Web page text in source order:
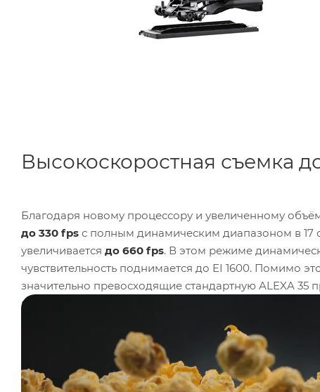
Высокоскоростная съемка
Благодаря новому процессору и увеличенному
до 330 fps с полным динамическим диапазоном в 17
увеличивается до 660 fps. В этом режиме
чувствительность поднимается до EI 1600. Помимо
значительно превосходящие стандартную ALEXA
позволяет вести запись